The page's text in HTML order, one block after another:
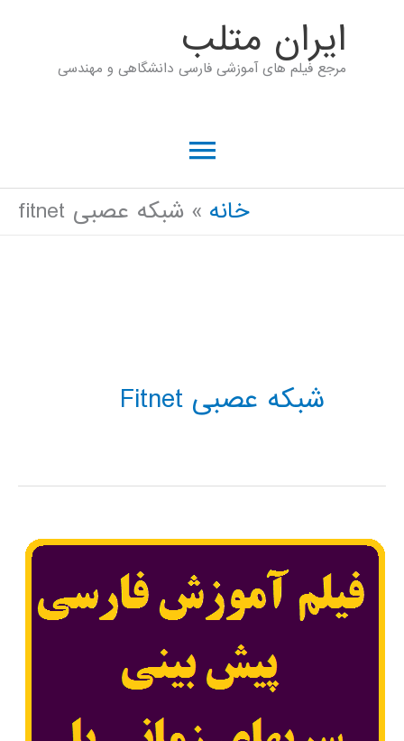
ايران متلب
مرجع فیلم های آموزشی فارسی دانشگاهی و مهندسی
فهرست
اصلیخانه شبکه عصبی fitnet
شبکه عصبی Fitnet